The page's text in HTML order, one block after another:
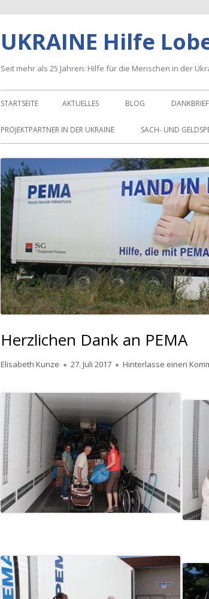
UKRAINE Hilfe
Seit mehr als 25 Jahren: Hilfe für die Menschen in der
Primäres
Menü
STARTSEITE AKTUELLES BLOG
PROJEKTPARTNER IN DER UKRAINE SACH- UND
Herzlichen Dank an PEMA
Autor
Elisabeth Kunze
Veröffentlicht
27. Juli 2017 Hinterlasse einen